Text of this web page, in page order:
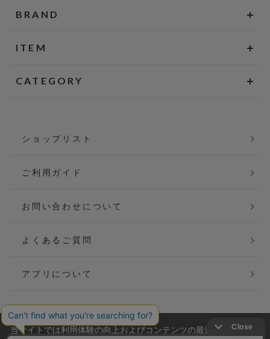
BRAND
ITEM
CATEGORY
ショップリスト
ご利用ガイド
お問い合わせについて
よくあるご質問
アプリについて
当サイトでは利用体験の向上およびコンテンツの最適な提供、ト